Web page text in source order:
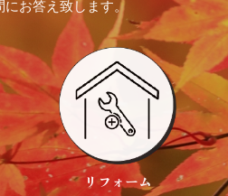
関することなど、
にお答え致します。